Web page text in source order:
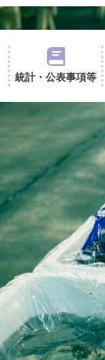
統計・公表事項等